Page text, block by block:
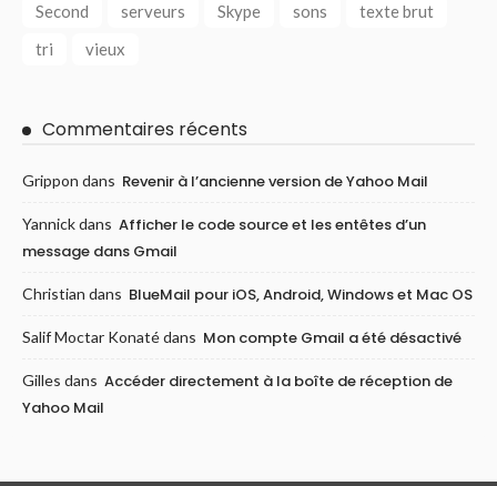
Second
serveurs Skype sons
texte brut
tri
vieux
Commentaires récents
Grippon dans Revenir à l’ancienne version de Yahoo Mail
Yannickdans Afficher le code source et les entêtes d’un
message dans Gmail
Christian dans BlueMail pour iOS, Android, Windows et Mac OS
Salif Moctar Konatédans Mon compte Gmail a été désactivé
Gilles dans Accéder directement à la boîte de réception de
Yahoo Mail